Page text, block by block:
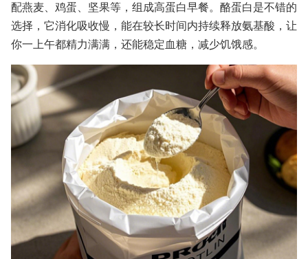
配燕麦、鸡蛋、坚果等，组成高蛋白早餐。酪蛋白是不错的
选择，它消化吸收慢，能在较长时间内持续释放氨基酸，让
你一上午都精力满满，还能稳定血糖，减少饥饿感。